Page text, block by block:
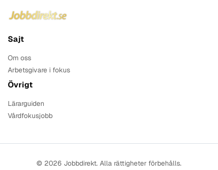
Sajt
Om oss
Arbetsgivare i fokus
Övrigt
Lärarguiden
Vårdfokusjobb
© 2026 Jobbdirekt. Alla rättigheter förbehålls.